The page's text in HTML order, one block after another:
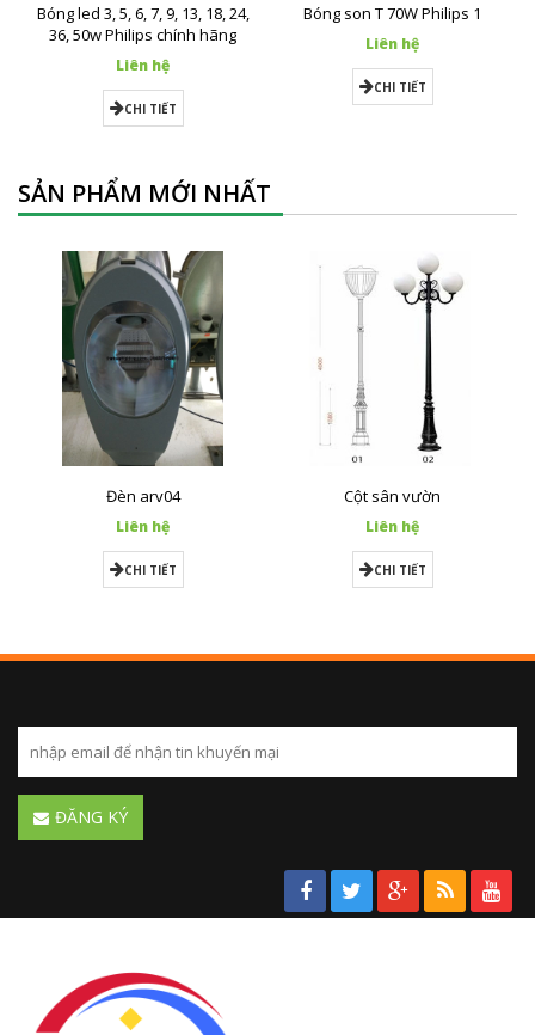
Bóng led 3, 5, 6, 7, 9, 13, 18, 24,
36, 50w Philips chính hãng
Liên hệ
CHI TIẾT
Bóng son T 70W Philips 1
Liên hệ
CHI TIẾT
SẢN PHẨM MỚI NHẤT
Đèn arv04
Liên hệ
CHI TIẾT
Cột sân vườn
Liên hệ
CHI TIẾT
ĐĂNG KÝ